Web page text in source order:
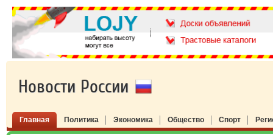
Новости России
Главная Политика Экономика Общество Спорт